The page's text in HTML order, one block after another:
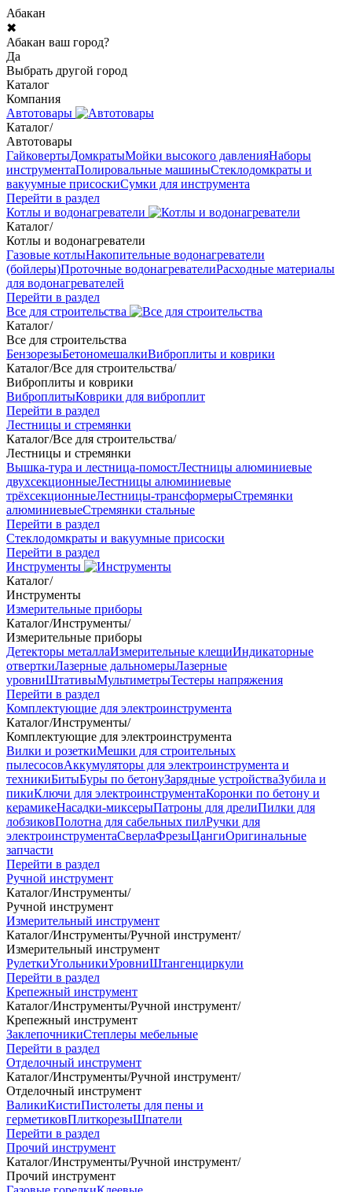
Абакан
✖
Абакан ваш город?
Да
Выбрать другой город
Каталог
Компания
Автотовары
Каталог/
Автотовары
ГайковертыДомкратыМойки высокого давленияНаборы
инструментаПолировальные машиныСтеклодомкраты и
вакуумные присоскиСумки для инструмента
Перейти в раздел
Котлы и водонагреватели
Каталог/
Котлы и водонагреватели
Газовые котлыНакопительные водонагреватели
(бойлеры)Проточные водонагревателиРасходные материалы
для водонагревателей
Перейти в раздел
Все для строительства
Каталог/
Все для строительства
БензорезыБетономешалкиВиброплиты и коврики
Каталог/Все для строительства/
Виброплиты и коврики
ВиброплитыКоврики для виброплит
Перейти в раздел
Лестницы и стремянки
Каталог/Все для строительства/
Лестницы и стремянки
Вышка-тура и лестница-помостЛестницы алюминиевые
двухсекционныеЛестницы алюминиевые
трёхсекционныеЛестницы-трансформерыСтремянки
алюминиевыеСтремянки стальные
Перейти в раздел
Стеклодомкраты и вакуумные присоски
Перейти в раздел
Инструменты
Каталог/
Инструменты
Измерительные приборы
Каталог/Инструменты/
Измерительные приборы
Детекторы металлаИзмерительные клещиИндикаторные
отверткиЛазерные дальномерыЛазерные
уровниШтативыМультиметрыТестеры напряжения
Перейти в раздел
Комплектующие для электроинструмента
Каталог/Инструменты/
Комплектующие для электроинструмента
Вилки и розеткиМешки для строительных
пылесосовАккумуляторы для электроинструмента и
техникиБитыБуры по бетонуЗарядные устройстваЗубила и
пикиКлючи для электроинструментаКоронки по бетону и
керамикеНасадки-миксерыПатроны для дрелиПилки для
лобзиковПолотна для сабельных пилРучки для
электроинструментаСверлаФрезыЦангиОригинальные
запчасти
Перейти в раздел
Ручной инструмент
Каталог/Инструменты/
Ручной инструмент
Измерительный инструмент
Каталог/Инструменты/Ручной инструмент/
Измерительный инструмент
РулеткиУгольникиУровниШтангенциркули
Перейти в раздел
Крепежный инструмент
Каталог/Инструменты/Ручной инструмент/
Крепежный инструмент
ЗаклепочникиСтеплеры мебельные
Перейти в раздел
Отделочный инструмент
Каталог/Инструменты/Ручной инструмент/
Отделочный инструмент
ВаликиКистиПистолеты для пены и
герметиковПлиткорезыШпатели
Перейти в раздел
Прочий инструмент
Каталог/Инструменты/Ручной инструмент/
Прочий инструмент